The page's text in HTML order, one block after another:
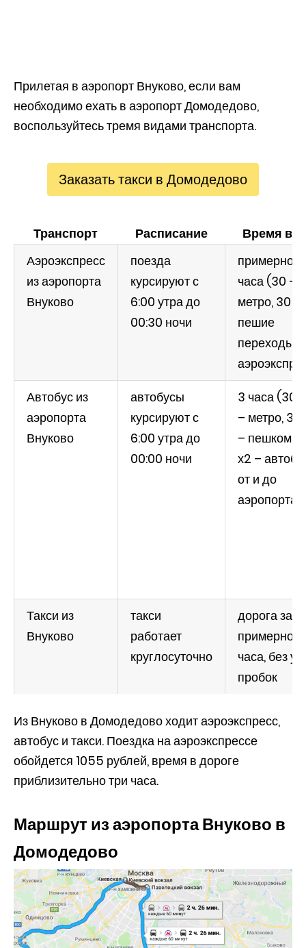
Прилетая в аэропорт Внуково, если вам
необходимо ехать в аэропорт Домодедово,
воспользуйтесь тремя видами транспорта.
Заказать такси в Домодедово
Транспорт Расписание
Время в
Аэроэкспресс
из аэропорта
Внуково
поезда
курсируют с
6:00 утра до
00:30 ночи
примерно
часа (30 –
метро, 30 –
пешие
переходы,
Автобус из
аэропорта
Внуково
автобусы
курсируют с
6:00 утра до
00:00 ночи
3 часа (30
– метро, 30
– пешком, 1
х2 –
от и до
аэропорта)
Такси из
Внуково
такси
работает
круглосуточно
дорога
примерно
часа, без
пробок
Из Внуково в Домодедово ходит аэроэкспресс,
автобус и такси. Поездка на аэроэкспрессе
обойдется 1055 рублей, время в дороге
приблизительно три часа.
Маршрут из аэропорта Внуково в
Домодедово